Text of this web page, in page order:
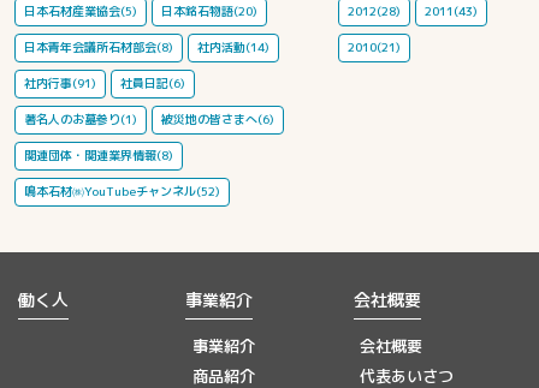
日本石材産業協会(5) 日本銘石物語(20)
日本青年会議所石材部会(8) 社内活動(14)
社内行事(91) 社員日記(6)
著名人のお墓参り(1) 被災地の皆さまへ(6)
関連団体・関連業界情報(8)
鳴本石材㈱YouTubeチャンネル(52)
2012(28) 2011(43)
2010(21)
働く人 事業紹介
事業紹介
商品紹介
会社概要
会社概要
代表あいさつ